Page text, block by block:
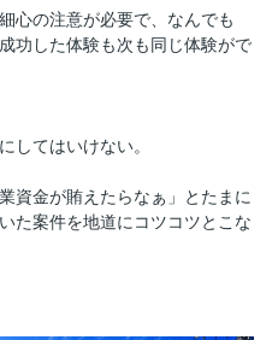
心の注意が必要で、なんでも
功した体験も次も同じ体験がで
してはいけない。
資金が賄えたらなぁ」とたまに
た案件を地道にコツコツとこな